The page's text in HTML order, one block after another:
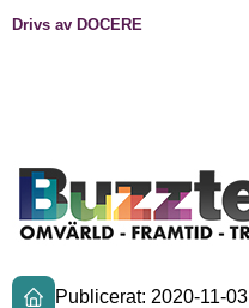
Drivs av DOCERE
Publicerat: 2020-11-03